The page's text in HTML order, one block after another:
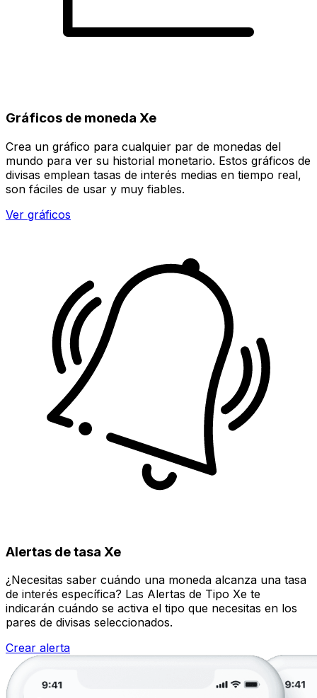
Gráficos de moneda Xe
Crea un gráfico para cualquier par de monedas del
mundo para ver su historial monetario. Estos gráficos de
divisas emplean tasas de interés medias en tiempo real,
son fáciles de usar y muy fiables.
Ver gráficos
Alertas de tasa Xe
¿Necesitas saber cuándo una moneda alcanza una tasa
de interés específica? Las Alertas de Tipo Xe te
indicarán cuándo se activa el tipo que necesitas en los
pares de divisas seleccionados.
Crear alerta